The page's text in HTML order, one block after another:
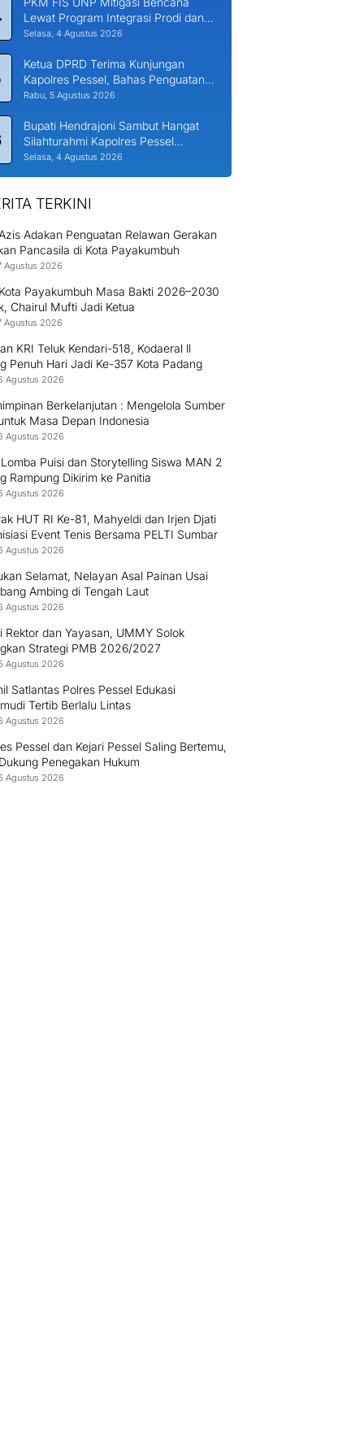
Lewat Program Integrasi Prodi dan
Nagari di Padang Laweh Malalo
Selasa, 4 Agustus 2026
Ketua DPRD Terima Kunjungan
Kapolres Pessel, Bahas Penguatan
Kerjasama Hankamtibmas
Rabu, 5 Agustus 2026
Bupati Hendrajoni Sambut Hangat
Silahturahmi Kapolres Pessel
Bersama PJU
Selasa, 4 Agustus 2026
TERKINI
Adakan Penguatan Relawan Gerakan
Pancasila di Kota Payakumbuh
Agustus 2026
Payakumbuh Masa Bakti 2026–2030
Chairul Mufti Jadi Ketua
Agustus 2026
KRI Teluk Kendari-518, Kodaeral ll
Penuh Hari Jadi Ke-357 Kota Padang
Agustus 2026
Berkelanjutan : Mengelola Sumber
Masa Depan Indonesia
Agustus 2026
Puisi dan Storytelling Siswa MAN 2
Rampung Dikirim ke Panitia
Agustus 2026
HUT RI Ke-81, Mahyeldi dan Irjen Djati
Event Tenis Bersama PELTI Sumbar
Agustus 2026
Selamat, Nelayan Asal Painan Usai
Ambing di Tengah Laut
Agustus 2026
Rektor dan Yayasan, UMMY Solok
Strategi PMB 2026/2027
Agustus 2026
Satlantas Polres Pessel Edukasi
Tertib Berlalu Lintas
Agustus 2026
Pessel dan Kejari Pessel Saling Bertemu,
Penegakan Hukum
Agustus 2026